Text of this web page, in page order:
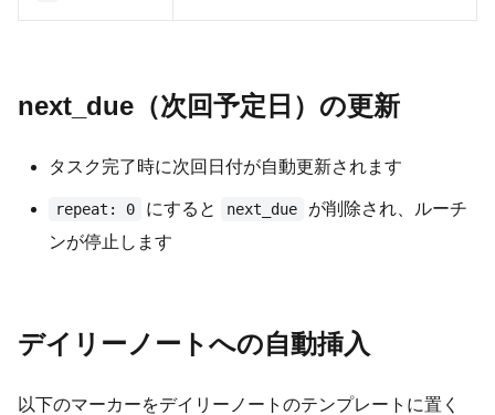
next_due（次回予定日）の更新
タスク完了時に次回日付が自動更新されます
repeat: 0 にすると next_due
が削除され、ルーチ
ンが停止します
デイリーノートへの自動挿入
以下のマーカーをデイリーノートのテンプレートに置く